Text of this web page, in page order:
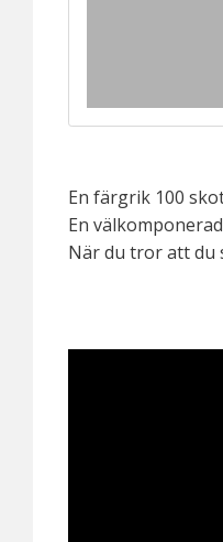
En färgrik 100
En
När du tror att du